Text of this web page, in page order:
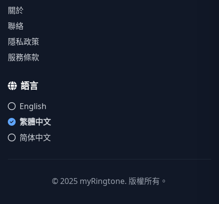
關於
聯絡
隱私政策
服務條款
語言
English
繁體中文
简体中文
© 2025 myRingtone. 版權所有。